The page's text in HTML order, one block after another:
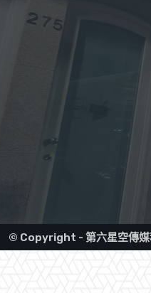
© Copyright - 第六星空傳媒